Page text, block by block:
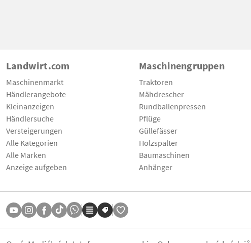
Landwirt.com
Maschinenmarkt
Händlerangebote
Kleinanzeigen
Händlersuche
Versteigerungen
Alle Kategorien
Alle Marken
Anzeige aufgeben
Maschinengruppen
Traktoren
Mähdrescher
Rundballenpressen
Pflüge
Güllefässer
Holzspalter
Baumaschinen
Anhänger